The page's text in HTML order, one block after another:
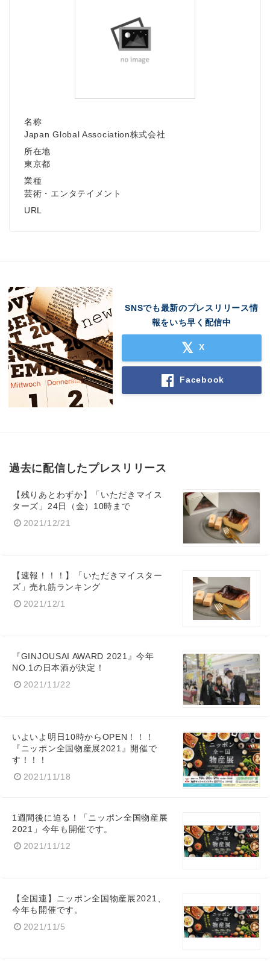
名称
Japan Global Association株式会社
所在地
東京都
業種
芸術・エンタテイメント
URL
SNSでも最新のプレスリリース情
報をいち早く配信中
X
Facebook
過去に配信したプレスリリース
【残りあとわずか】「いただきマイス
ターズ」24日（金）10時まで
2021/12/21
【速報！！！】「いただきマイスター
ズ」売れ筋ランキング
2021/12/1
『GINJOUSAI AWARD 2021』今年
NO.1の日本酒が決定！
2021/11/22
いよいよ明日10時からOPEN！！！
『ニッポン全国物産展2021』開催で
す！！！
2021/11/18
1週間後に迫る！「ニッポン全国物産展
2021」今年も開催です。
2021/11/12
【全国連】ニッポン全国物産展2021、
今年も開催です。
2021/11/5